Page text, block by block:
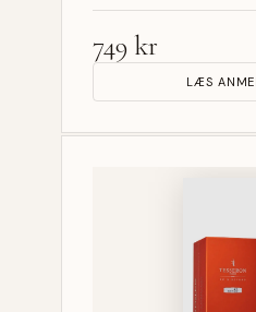
749 kr
LÆS